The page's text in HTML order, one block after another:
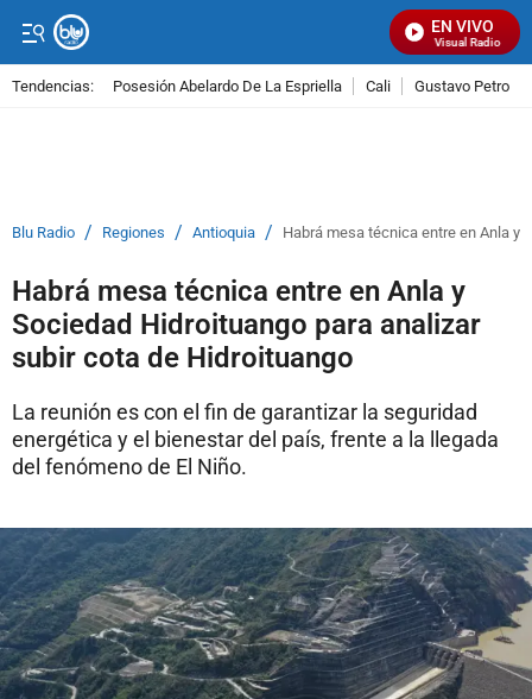
EN VIVO
Señal Visual Radio
Tendencias: Posesión Abelardo De La Espriella Cali Gustavo Petro
Blu Radio / Regiones / Antioquia / Habrá mesa técnica entre en Anla y
Habrá mesa técnica entre en Anla y
Sociedad Hidroituango para analizar
subir cota de Hidroituango
La reunión es con el fin de garantizar la seguridad
energética y el bienestar del país, frente a la llegada
del fenómeno de El Niño.